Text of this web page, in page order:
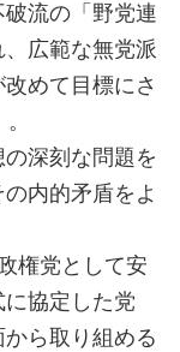
流の「野党連
広範な無党派
めて目標にさ
深刻な問題を
内的矛盾をよ
権党として安
協定した党
ら取り組める